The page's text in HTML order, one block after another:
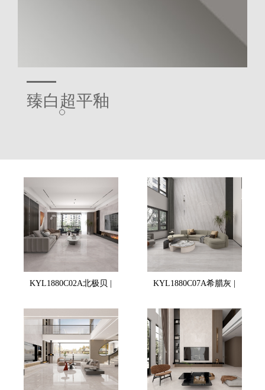
臻白超平釉
KYL1880C02A北极贝 | KYL1880C07A希腊灰 |